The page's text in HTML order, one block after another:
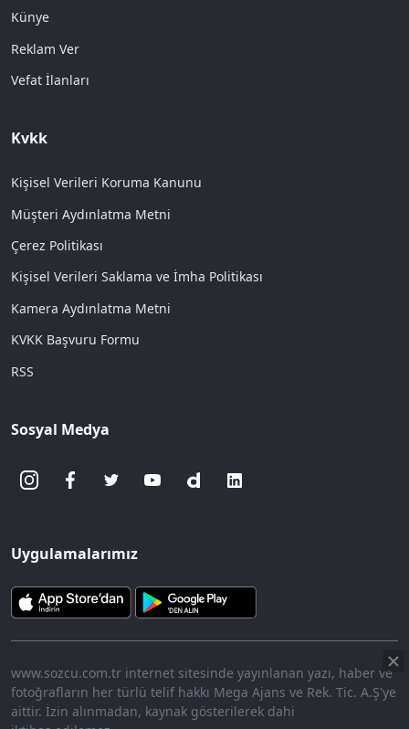
Künye
Reklam Ver
Vefat İlanları
Kvkk
Kişisel Verileri Koruma Kanunu
Müşteri Aydınlatma Metni
Çerez Politikası
Kişisel Verileri Saklama ve İmha Politikası
Kamera Aydınlatma Metni
KVKK Başvuru Formu
RSS
Sosyal Medya
Uygulamalarımız
www.sozcu.com.tr internet sitesinde yayınlanan yazı, haber ve
fotoğrafların her türlü telif hakkı Mega Ajans ve Rek. Tic. A.Ş'ye
aittir. İzin alınmadan, kaynak gösterilerek dahi